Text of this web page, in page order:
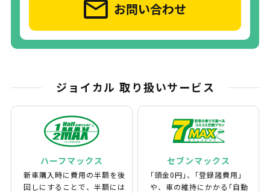
お問い合わせ
ジョイカル 取り扱いサービス
ハーフマックス
新車購入時に費用の半額を後
回しにすることで、半額には
セブンマックス
｢頭金0円｣、｢登録諸費用｣
や、車の維持にかかる｢自動